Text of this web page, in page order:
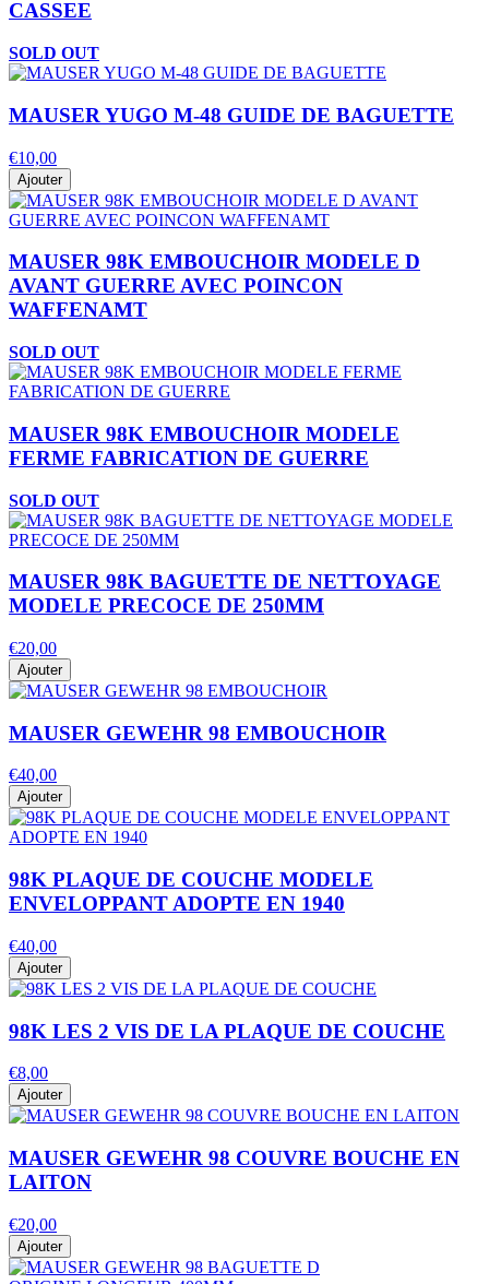
CASSEE
SOLD OUT
MAUSER YUGO M-48 GUIDE DE BAGUETTE
€10,00
Ajouter
MAUSER 98K EMBOUCHOIR MODELE D
AVANT GUERRE AVEC POINCON
WAFFENAMT
SOLD OUT
MAUSER 98K EMBOUCHOIR MODELE
FERME FABRICATION DE GUERRE
SOLD OUT
MAUSER 98K BAGUETTE DE NETTOYAGE
MODELE PRECOCE DE 250MM
€20,00
Ajouter
MAUSER GEWEHR 98 EMBOUCHOIR
€40,00
Ajouter
98K PLAQUE DE COUCHE MODELE
ENVELOPPANT ADOPTE EN 1940
€40,00
Ajouter
98K LES 2 VIS DE LA PLAQUE DE COUCHE
€8,00
Ajouter
MAUSER GEWEHR 98 COUVRE BOUCHE EN
LAITON
€20,00
Ajouter